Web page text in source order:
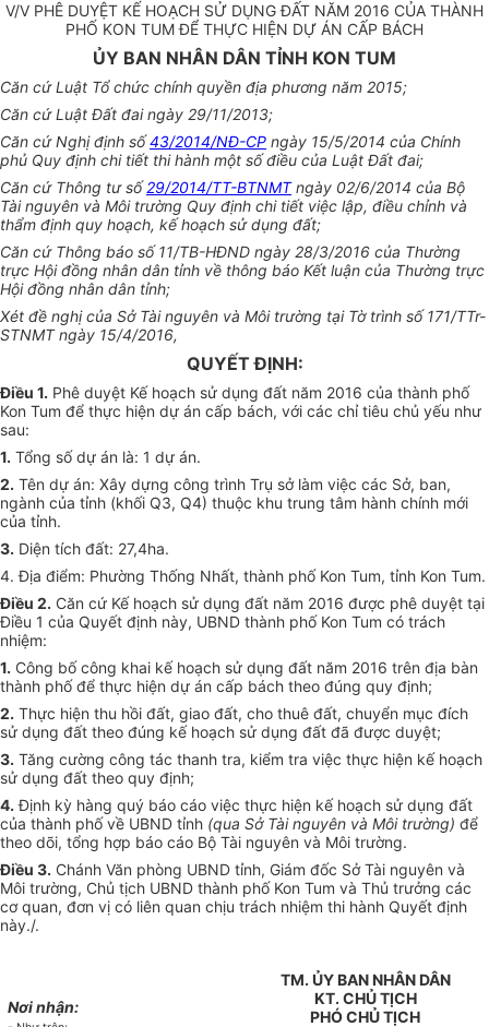
V/V PHÊ DUYỆT KẾ HOẠCH SỬ DỤNG ĐẤT NĂM 2016 CỦA THÀNH
PHỐ KON TUM ĐỂ THỰC HIỆN DỰ ÁN CẤP BÁCH
ỦY BAN NHÂN DÂN TỈNH KON TUM
Căn cứ Luật Tổ chức chính quyền địa phương năm 2015;
Căn cứ Luật Đất đai ngày 29/11/2013;
Căn cứ Nghị định số43/2014/NĐ-CP ngày 15/5/2014 của Chính
phủ Quy định chi tiết thi hành một số điều của Luật Đất đai;
Căn cứ Thông tư số29/2014/TT-BTNMTngày 02/6/2014 của Bộ
Tài nguyên và Môi trường Quy định chi tiết việc lập, điều chỉnh và
thẩm định quy hoạch, kế hoạch sử dụng đất;
Căn cứ Thông báo số 11/TB-HĐND ngày 28/3/2016 của Thường
trực Hội đồng nhân dân tỉnh về thông báo Kết luận của Thường trực
Hội đồng nhân dân tỉnh;
Xét đề nghị của Sở Tài nguyên và Môi trường tại Tờ trình số 171/TTr-
STNMT ngày 15/4/2016,
QUYẾT ĐỊNH:
Điều 1. Phê duyệt Kế hoạch sử dụng đất năm 2016 của thành phố
Kon Tum để thực hiện dự án cấp bách, với các chỉ tiêu chủ yếu như
sau:
1. Tổng số dự án là: 1 dự án.
2. Tên dự án: Xây dựng công trình Trụ sở làm việc các Sở, ban,
ngành của tỉnh (khối Q3, Q4) thuộc khu trung tâm hành chính mới
của tỉnh.
3. Diện tích đất: 27,4ha.
4. Địa điểm: Phường Thống Nhất, thành phố Kon Tum, tỉnh Kon Tum.
Điều 2. Căn cứ Kế hoạch sử dụng đất năm 2016 được phê duyệt tại
Điều 1 của Quyết định này, UBND thành phố Kon Tum có trách
nhiệm:
1. Công bố công khai kế hoạch sử dụng đất năm 2016 trên địa bàn
thành phố để thực hiện dự án cấp bách theo đúng quy định;
2. Thực hiện thu hồi đất, giao đất, cho thuê đất, chuyển mục đích
sử dụng đất theo đúng kế hoạch sử dụng đất đã được duyệt;
3. Tăng cường công tác thanh tra, kiểm tra việc thực hiện kế hoạch
sử dụng đất theo quy định;
4. Định kỳ hàng quý báo cáo việc thực hiện kế hoạch sử dụng đất
của thành phố về UBND tỉnh (qua Sở Tài nguyên và Môi trường) để
theo dõi, tổng hợp báo cáo Bộ Tài nguyên và Môi trường.
Điều 3. Chánh Văn phòng UBND tỉnh, Giám đốc Sở Tài nguyên và
Môi trường, Chủ tịch UBND thành phố Kon Tum và Thủ trưởng các
cơ quan, đơn vị có liên quan chịu trách nhiệm thi hành Quyết định
này./.
Nơi nhận:
TM. ỦY BAN NHÂN DÂN
KT. CHỦ TỊCH
PHÓ CHỦ TỊCH